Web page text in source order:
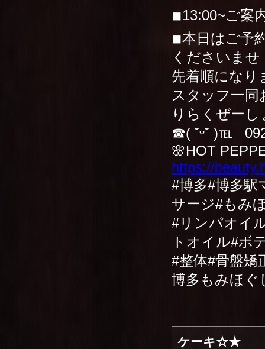
◾︎13:00~ご案
◾︎本日はご予
くださいませ
先着順になり
スタッフ一
りらくぜーし
☎︎( ˘ᵕ˘ )℡
🌸HOT
https://
#博多#博多駅
サージ#もみ
#リンパオイ
トオイル#ボ
#整体#骨盤矯
博多もみほぐ
ケーキ☆★